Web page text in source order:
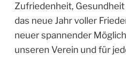
Zufriedenheit,
das neue Jahr voller
neuer spannender
unseren Verein und für